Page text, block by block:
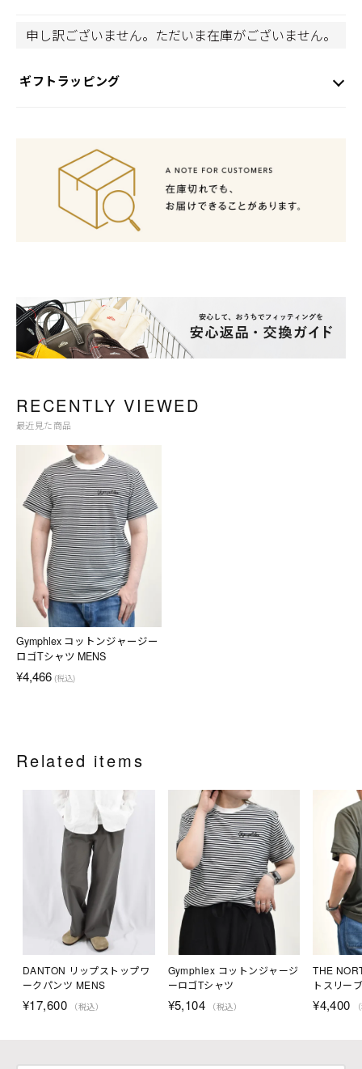
申し訳ございません。ただいま在庫がございません。
ギフトラッピング
RECENTLY VIEWED
最近見た商品
Gymphlex コットンジャージー
ロゴTシャツ MENS
¥4,466 (税込)
Related items
DANTON リップストップワ
ークパンツ MENS
¥17,600 （税込）
Gymphlex コットンジャージ
ーロゴTシャツ
¥5,104 （税込）
THE
トスリー
ッフルグ
¥4,400